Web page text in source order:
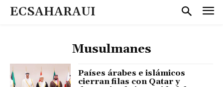
ECSAHARAUI
Musulmanes
Países árabes e islámicos
cierran filas con Qatar y